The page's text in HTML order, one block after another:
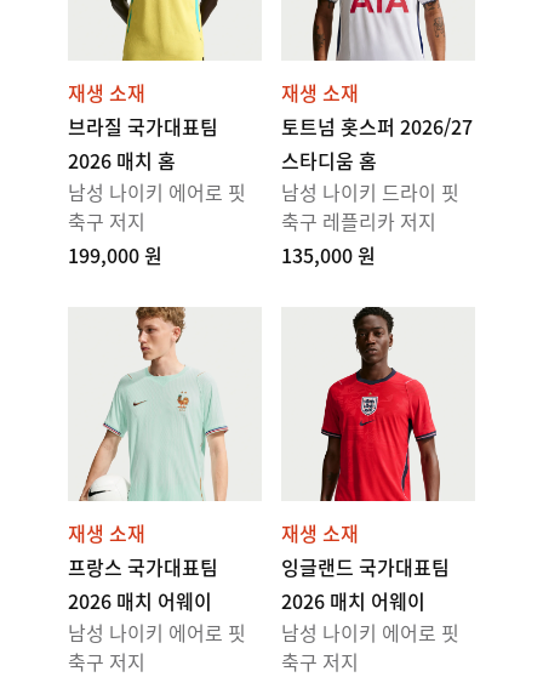
재생 소재
브라질 국가대표팀
2026 매치 홈
남성 나이키 에어로 핏
축구 저지
199,000 원
재생 소재
토트넘 홋스퍼 2026/27
스타디움 홈
남성 나이키 드라이 핏
축구 레플리카 저지
135,000 원
재생 소재
프랑스 국가대표팀
2026 매치 어웨이
남성 나이키 에어로 핏
축구 저지
재생 소재
잉글랜드 국가대표팀
2026 매치 어웨이
남성 나이키 에어로 핏
축구 저지